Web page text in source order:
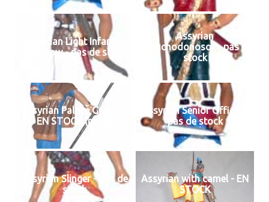
Assyrian Light Infantry
with bow - pas de stock
Assyrian
Nabuchodonosor - pas de
stock
Assyrian Palace Guiard -
EN STOCK (peint)
Assyrian Senior Officer -
pas de stock
Assyrian Slinger - pas de
stock
Assyrian with camel - EN
STOCK